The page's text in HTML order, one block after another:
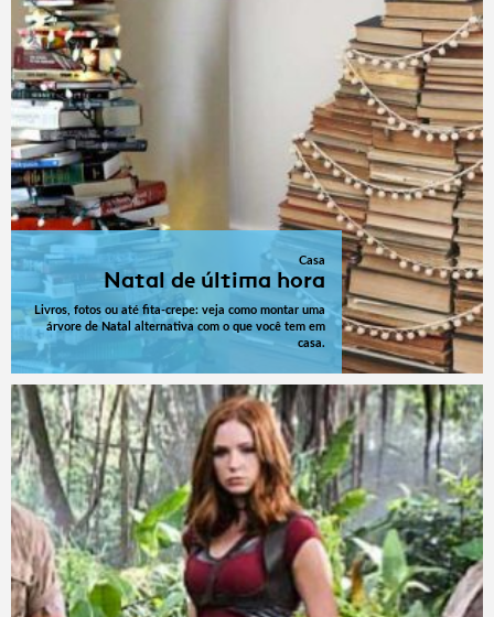
Casa
Natal de última hora
Livros, fotos ou até fita-crepe: veja como montar uma
árvore de Natal alternativa com o que você tem em
casa.